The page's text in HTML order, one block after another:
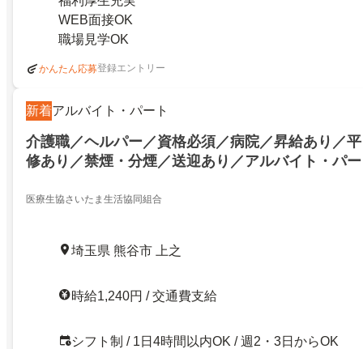
WEB面接OK
職場見学OK
かんたん応募登録エントリー
新着アルバイト・パート
介護職／ヘルパー／資格必須／病院／昇給あり／
修あり／禁煙・分煙／送迎あり／アルバイト・パ
医療生協さいたま生活協同組合
埼玉県 熊谷市 上之
時給1,240円 / 交通費支給
シフト制 / 1日4時間以内OK / 週2・3日からOK